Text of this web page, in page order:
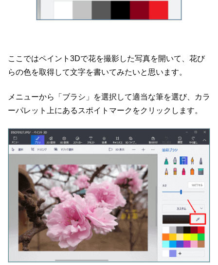
ここではペイント3Dで花を撮影した写真を開いて、花び
らの色を取得して文字を書いてみたいと思います。
メニューから「ブラシ」を選択して適当な筆を選び、カラ
ーパレット上にあるスポイトマークをクリックします。